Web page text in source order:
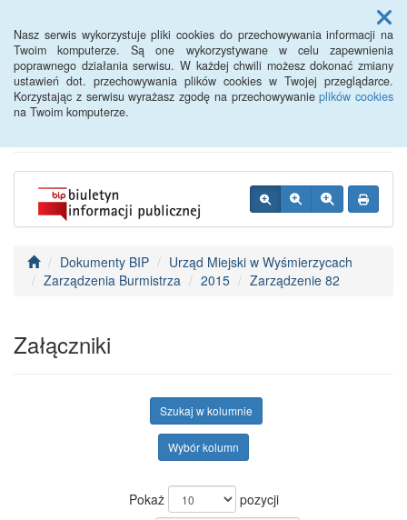
Nasz serwis wykorzystuje pliki cookies do przechowywania informacji na
Twoim komputerze. Są one wykorzystywane w celu zapewnienia
poprawnego działania serwisu. W każdej chwili możesz dokonać zmiany
ustawień dot. przechowywania plików cookies w Twojej przeglądarce.
Korzystając z serwisu wyrażasz zgodę na przechowywanieplików cookies
na Twoim komputerze.
Menu
BIP - Urząd Miejski
Wyśmierzyce
Dokumenty BIP
Urząd Miejski w Wyśmierzycach
Zarządzenia Burmistrza
2015 Zarządzenie 82
Załączniki
Szukaj w kolumnie
Wybór kolumn
Pokaż
pozycji